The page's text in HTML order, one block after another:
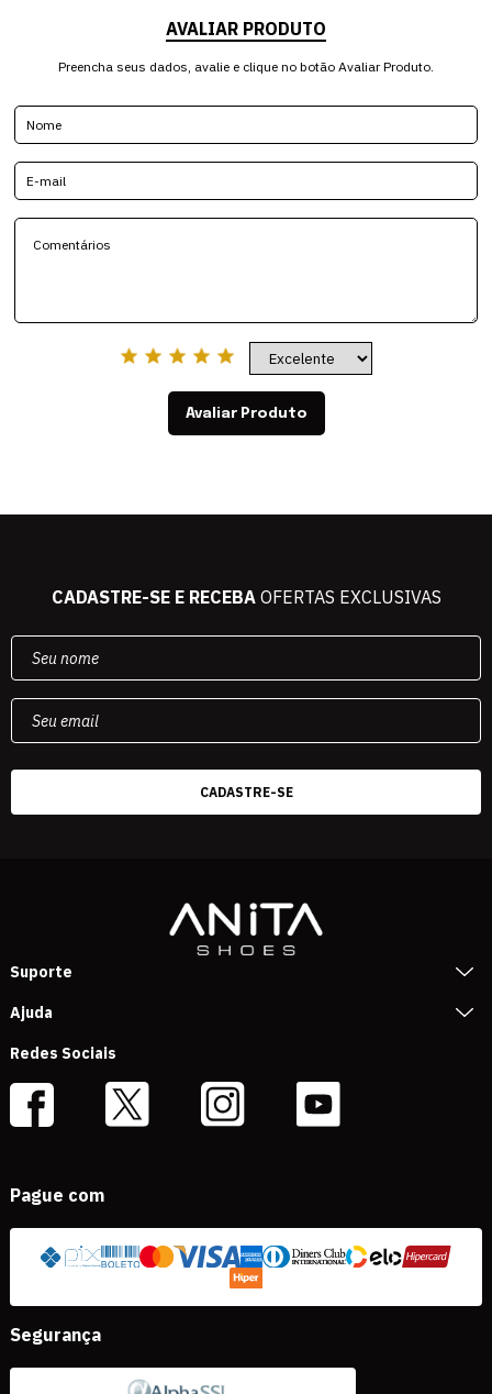
AVALIAR PRODUTO
Preencha seus dados, avalie e clique no botão Avaliar Produto.
Avaliar Produto
CADASTRE-SE E RECEBAOFERTAS EXCLUSIVAS
Suporte
Ajuda
Redes Sociais
Pague com
Segurança